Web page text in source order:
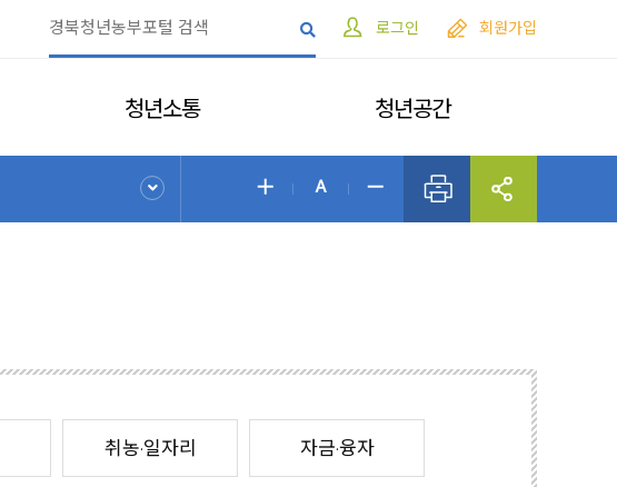
로그인 회원가입
청년소통 청년공간
취농·일자리 자금·융자